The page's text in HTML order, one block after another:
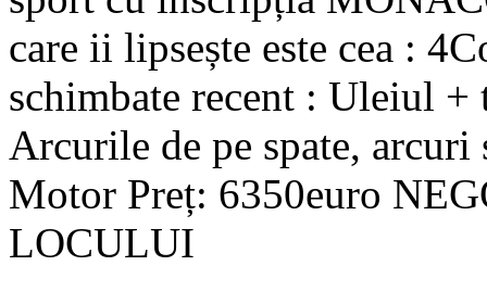
care ii lipsește este cea :
schimbate recent : Uleiul
Arcurile de pe spate,
Motor Preț: 6350euro
LOCULUI